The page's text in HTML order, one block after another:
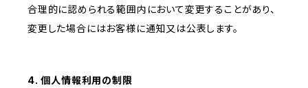
合理的に認められる範囲内において変更することがあり、
変更した場合にはお客様に通知又は公表します。
4. 個人情報利用の制限